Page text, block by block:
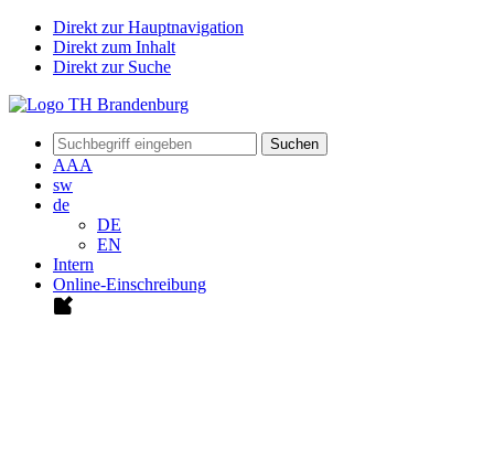
Direkt zur Hauptnavigation
Direkt zum Inhalt
Direkt zur Suche
Suchen
AAA
sw
de
DE
EN
Intern
Online-Einschreibung